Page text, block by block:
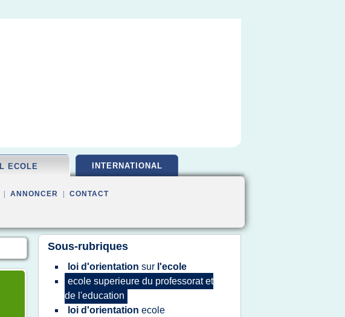
L ECOLE INTERNATIONAL
ANNONCER CONTACT
Sous-rubriques
loi d'orientation sur l'ecole
ecole superieure du professoratet
de l'education
loi d'orientation ecole